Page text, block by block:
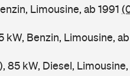
Limousine, ab 1991
kW, Benzin, Limousine, ab
85 kW, Diesel, Limousine,